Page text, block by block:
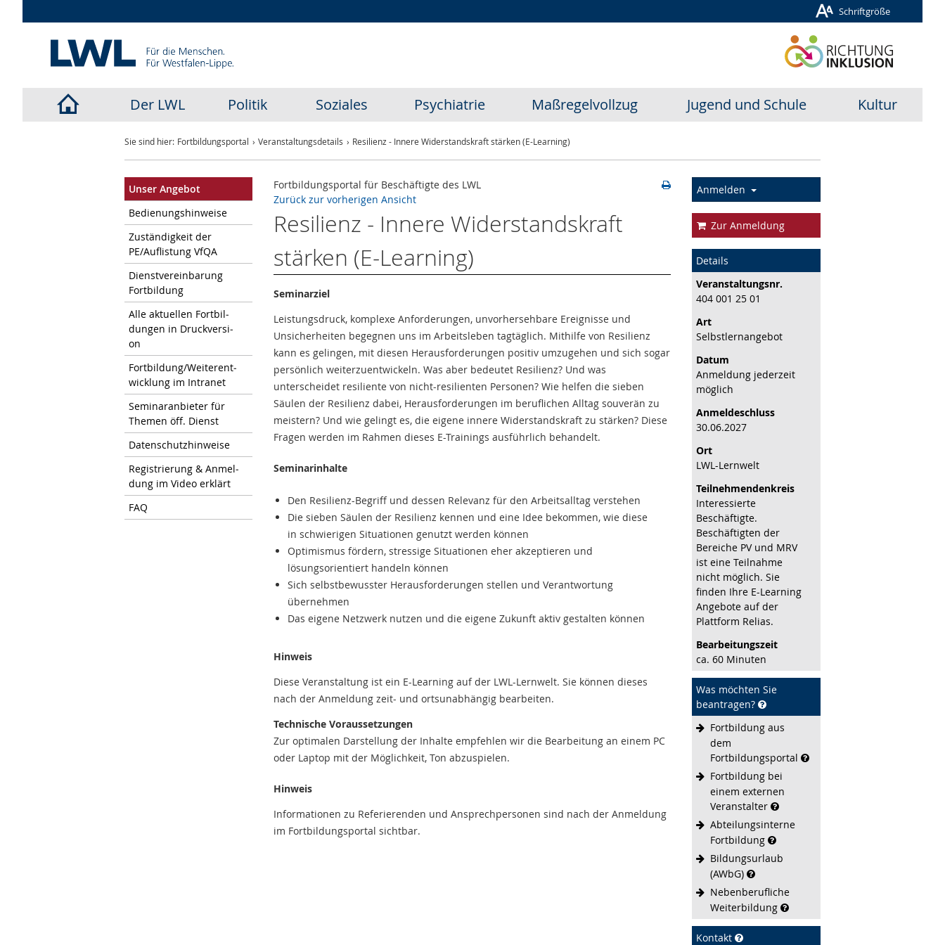
Schriftgröße
Der LWL Politik Soziales Psychiatrie Maßregelvollzug Jugend und Schule Kultur
Sie sind hier: Fortbildungsportal Veranstaltungsdetails Resilienz - Innere Widerstandskraft stärken (E-Learning)
Unser An­ge­bot
Be­die­nungs­hin­wei­se
Zu­stän­dig­keit der
PE/Auf­lis­tung VfQA
Dienst­ver­ein­ba­rung
Fort­bil­dung
Alle ak­tu­el­len Fort­bil­
dun­gen in Druck­ver­si­
on
Fort­bil­dung/Wei­ter­ent­
wick­lung im In­tra­net
Se­mi­nar­an­bie­ter für
The­men öff. Dienst
Da­ten­schutz­hin­wei­se
Re­gis­trie­rung & An­mel­
dung im Video er­klärt
FAQ
Fortbildungsportal für Beschäftigte des LWL
Zurück zur vorherigen Ansicht
Resilienz - Innere Widerstandskraft
stärken (E-Learning)
Seminarziel
Leistungsdruck, komplexe Anforderungen, unvorhersehbare Ereignisse und
Unsicherheiten begegnen uns im Arbeitsleben tagtäglich. Mithilfe von Resilienz
kann es gelingen, mit diesen Herausforderungen positiv umzugehen und sich sogar
persönlich weiterzuentwickeln. Was aber bedeutet Resilienz? Und was
unterscheidet resiliente von nicht-resilienten Personen? Wie helfen die sieben
Säulen der Resilienz dabei, Herausforderungen im beruflichen Alltag souverän zu
meistern? Und wie gelingt es, die eigene innere Widerstandskraft zu stärken? Diese
Fragen werden im Rahmen dieses E-Trainings ausführlich behandelt.
Seminarinhalte
Den Resilienz-Begriff und dessen Relevanz für den Arbeitsalltag verstehen
Die sieben Säulen der Resilienz kennen und eine Idee bekommen, wie diese
in schwierigen Situationen genutzt werden können
Optimismus fördern, stressige Situationen eher akzeptieren und
lösungsorientiert handeln können
Sich selbstbewusster Herausforderungen stellen und Verantwortung
übernehmen
Das eigene Netzwerk nutzen und die eigene Zukunft aktiv gestalten können
Hinweis
Diese Veranstaltung ist ein E-Learning auf der LWL-Lernwelt. Sie können dieses
nach der Anmeldung zeit- und ortsunabhängig bearbeiten.
Technische Voraussetzungen
Zur optimalen Darstellung der Inhalte empfehlen wir die Bearbeitung an einem PC
oder Laptop mit der Möglichkeit, Ton abzuspielen.
Hinweis
Informationen zu Referierenden und Ansprechpersonen sind nach der Anmeldung
im Fortbildungsportal sichtbar.
Anmelden
Zur Anmeldung
Details
Veranstaltungs­nr.
404 001 25 01
Art
Selbstlernangebot
Datum
Anmeldung jederzeit
möglich
Anmeldeschluss
30.06.2027
Ort
LWL-Lernwelt
Teilnehmenden­kreis
Interessierte
Beschäftigte.
Beschäftigten der
Bereiche PV und MRV
ist eine Teilnahme
nicht möglich. Sie
finden Ihre E-Learning
Angebote auf der
Plattform Relias.
Bearbeitungs­zeit
ca. 60 Minuten
Was möchten Sie
beantragen?
Fortbildung aus
dem
Fortbildungsportal
Fortbildung bei
einem externen
Veranstalter
Abteilungsinterne
Fortbildung
Bildungsurlaub
(AWbG)
Nebenberufliche
Weiterbildung
Kontakt